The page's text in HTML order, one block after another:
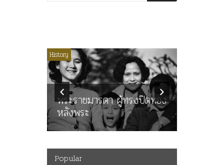
History
พระราชมารดา ผู้ทรงปิดทอง
หลังพระ
Popular